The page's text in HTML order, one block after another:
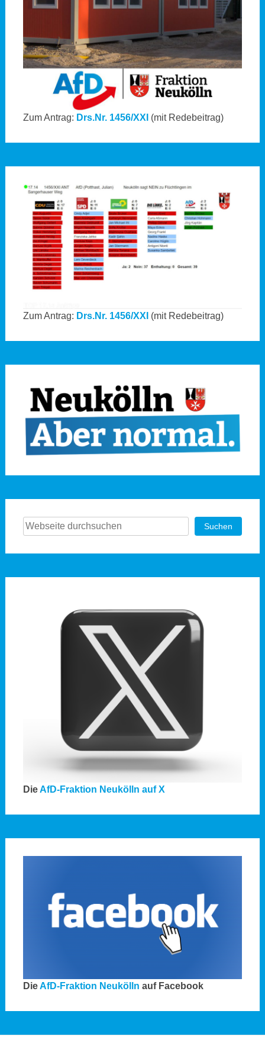
Zum Antrag: Drs.Nr. 1456/XXI (mit Redebeitrag)
Zum Antrag: Drs.Nr. 1456/XXI (mit Redebeitrag)
Suchen Suchen
DieAfD-Fraktion Neukölln auf X
DieAfD-Fraktion Neukölln auf Facebook